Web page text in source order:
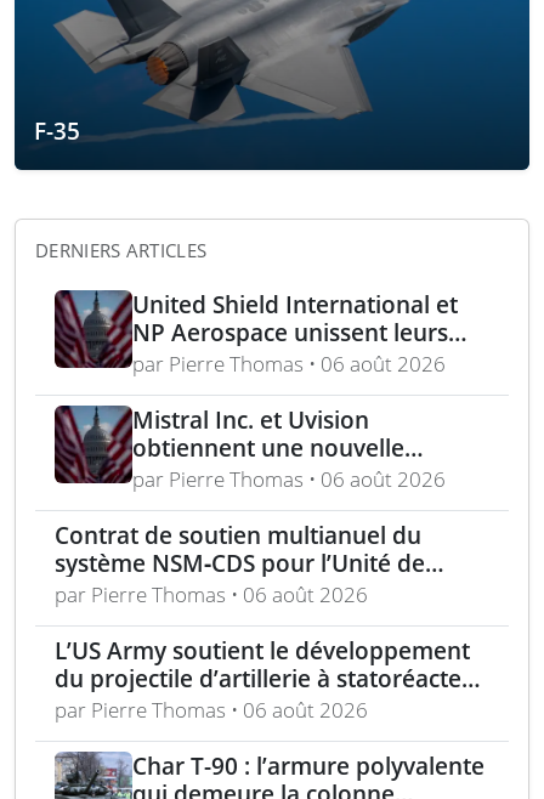
F-35
DERNIERS ARTICLES
United Shield International et
NP Aerospace unissent leurs
forces pour renforcer le soutien
aux équipes américaines de
déminage
par Pierre Thomas • 06 août 2026
Mistral Inc. et Uvision
obtiennent une nouvelle
commande pour le programme
US Army Lethal Unmanned
Systems
par Pierre Thomas • 06 août 2026
Contrat de soutien multianuel du
système NSM‑CDS pour l’Unité de
missiles navals polonaise
par Pierre Thomas • 06 août 2026
L’US Army soutient le développement
du projectile d’artillerie à statoréacteur
150 km de Tiberius
par Pierre Thomas • 06 août 2026
Char T-90 : l’armure polyvalente